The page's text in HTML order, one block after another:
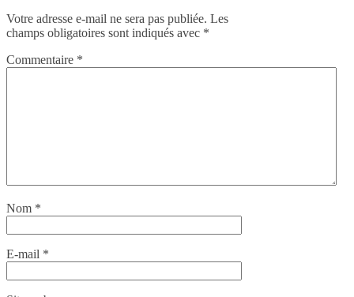
Votre adresse e-mail ne sera pas publiée. Les
champs obligatoires sont indiqués avec *
Commentaire *
Nom *
E-mail *